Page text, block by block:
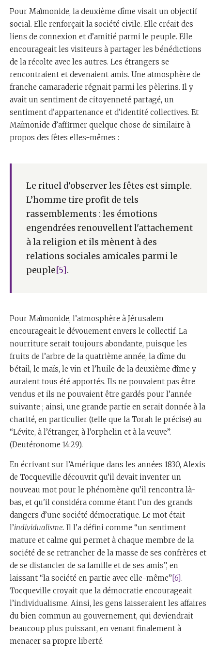
Pour Maïmonide, la deuxième dîme visait un objectif
social. Elle renforçait la société civile. Elle créait des
liens de connexion et d’amitié parmi le peuple. Elle
encourageait les visiteurs à partager les bénédictions
de la récolte avec les autres. Les étrangers se
rencontraient et devenaient amis. Une atmosphère de
franche camaraderie régnait parmi les pèlerins. Il y
avait un sentiment de citoyenneté partagé, un
sentiment d’appartenance et d’identité collectives. Et
Maïmonide d’affirmer quelque chose de similaire à
propos des fêtes elles-mêmes :
Le rituel d’observer les fêtes est simple.
L’homme tire profit de tels
rassemblements : les émotions
engendrées renouvellent l'attachement
à la religion et ils mènent à des
relations sociales amicales parmi le
peuple[5].
Pour Maïmonide, l’atmosphère à Jérusalem
encourageait le dévouement envers le collectif. La
nourriture serait toujours abondante, puisque les
fruits de l’arbre de la quatrième année, la dîme du
bétail, le maïs, le vin et l’huile de la deuxième dîme y
auraient tous été apportés. Ils ne pouvaient pas être
vendus et ils ne pouvaient être gardés pour l’année
suivante ; ainsi, une grande partie en serait donnée à la
charité, en particulier (telle que la Torah le précise) au
“Lévite, à l’étranger, à l’orphelin et à la veuve”.
(Deutéronome 14:29).
En écrivant sur l’Amérique dans les années 1830, Alexis
de Tocqueville découvrit qu’il devait inventer un
nouveau mot pour le phénomène qu’il rencontra là-
bas, et qu'il considéra comme étant l’un des grands
dangers d’une société démocratique. Le mot était
l’individualisme. Il l’a défini comme “un sentiment
mature et calme qui permet à chaque membre de la
société de se retrancher de la masse de ses confrères et
de se distancier de sa famille et de ses amis”, en
laissant “la société en partie avec elle-même”[6].
Tocqueville croyait que la démocratie encourageait
l’individualisme. Ainsi, les gens laisseraient les affaires
du bien commun au gouvernement, qui deviendrait
beaucoup plus puissant, en venant finalement à
menacer sa propre liberté.